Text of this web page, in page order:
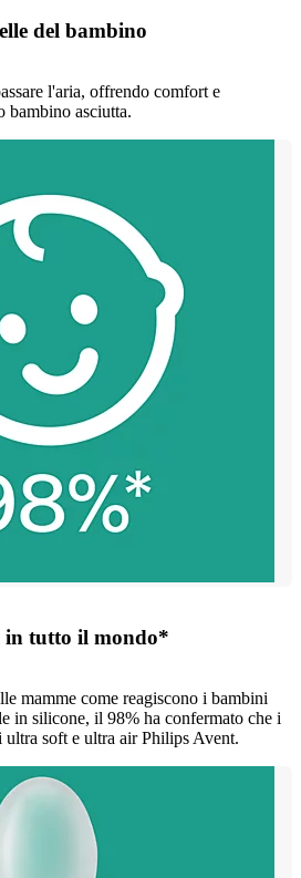
del bambino
l'aria, offrendo comfort e
bambino asciutta.
in tutto il mondo*
mamme come reagiscono i bambini
in silicone, il 98% ha confermato che i
soft e ultra air Philips Avent.